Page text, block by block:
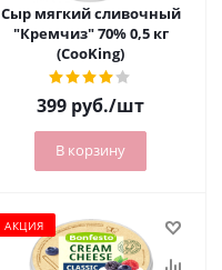
Сыр мягкий сливочный
"Кремчиз" 70% 0,5 кг
(CooKing)
399 руб./шт
В корзину
АКЦИЯ